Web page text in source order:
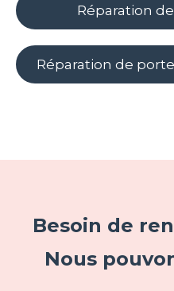
Réparation
Réparation de
Besoin de
Nous